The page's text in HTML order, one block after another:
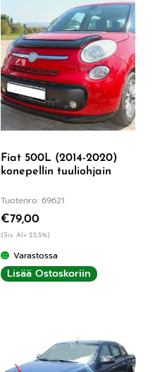
Fiat 500L (2014-2020)
konepellin tuuliohjain
Tuotenro: 69621
€79,00
(Sis. Alv 25,5%)
Varastossa
Lisää Ostoskoriin